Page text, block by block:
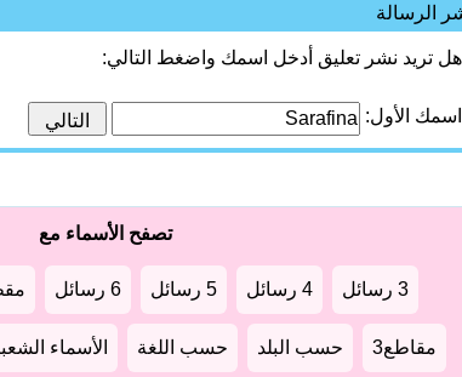
الرسالة
هل تريد نشر تعليق أدخل اسمك واضغط التالي:
اسمك الأول:
تصفح الأسماء مع
3 رسائل 4 رسائل 5 رسائل 6 رسائل
مقاطع3 حسب البلد حسب اللغة الأسماء